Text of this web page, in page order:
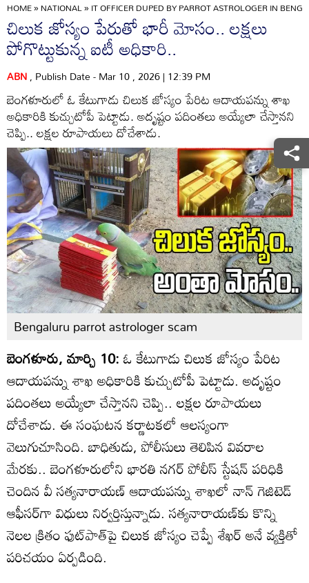
HOME»NATIONAL»IT OFFICER DUPED BY PARROT ASTROLOGER IN
చిలుక జోస్యం పేరుతో భారీ మోసం.. లక్షలు
పోగొట్టుకున్న ఐటీ అధికారి..
ABN, Publish Date - Mar 10 , 2026 | 12:39 PM
బెంగళూరులో ఓ కేటుగాడు చిలుక జోస్యం పేరిట ఆదాయపన్ను శాఖ
అధికారికి కుచ్చుటోపీ పెట్టాడు. అదృష్టం పదింతలు అయ్యేలా చేస్తానని
చెప్పి.. లక్షల రూపాయలు దోచేశాడు.
Bengaluru parrot astrologer scam
బెంగళూరు, మార్చి 10:ఓ కేటుగాడు చిలుక జోస్యం పేరిట
ఆదాయపన్ను శాఖ అధికారికి కుచ్చుటోపీ పెట్టాడు. అదృష్టం
పదింతలు అయ్యేలా చేస్తానని చెప్పి.. లక్షల రూపాయలు
దోచేశాడు. ఈ సంఘటన కర్ణాటకలో ఆలస్యంగా
వెలుగుచూసింది. బాధితుడు, పోలీసులు తెలిపిన వివరాల
మేరకు.. బెంగళూరులోని భారతి నగర్ పోలీస్ స్టేషన్ పరిధికి
చెందిన వీ సత్యనారాయణ్ ఆదాయపన్ను శాఖలో నాన్ గెజిటెడ్
ఆఫీసర్‌గా విధులు నిర్వర్తిస్తున్నాడు. సత్యనారాయణ్‌కు కొన్ని
నెలల క్రితం ఫుట్‌పాత్‌పై చిలుక జోస్యం చెప్పే శేఖర్ అనే వ్యక్తితో
పరిచయం ఏర్పడింది.